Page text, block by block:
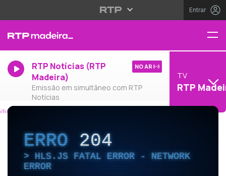
Entrar
RTP Notícias (RTP
Madeira)
Emissão em simultâneo com RTP
Notícias
NO AR
TV
RTP
ERRO204
HLS.JS FATAL ERROR - NETWORK
ERROR